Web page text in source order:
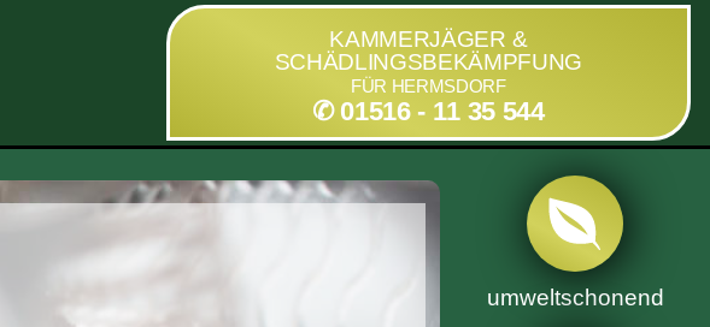
KAMMERJÄGER &
SCHÄDLINGSBEKÄMPFUNG
FÜR HERMSDORF
✆ 01516 - 11 35 544
umweltschonend